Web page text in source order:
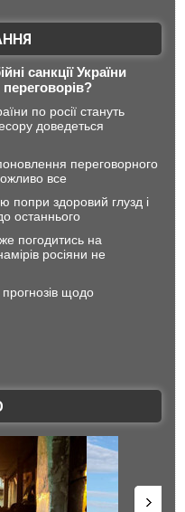
санкції України
переговорів?
по росії стануть
доведеться
переговорного
все
попри здоровий глузд і
останнього
погодитись на
росіяни не
щодо